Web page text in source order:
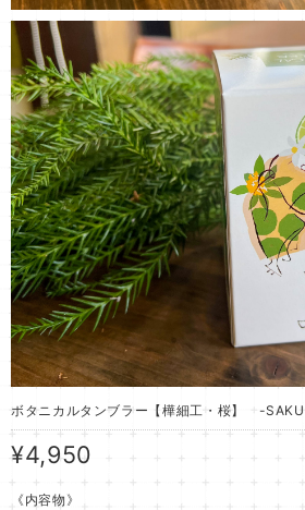
ボタニカルタンブラー【樺細工・桜】 -
¥4,950
《内容物》